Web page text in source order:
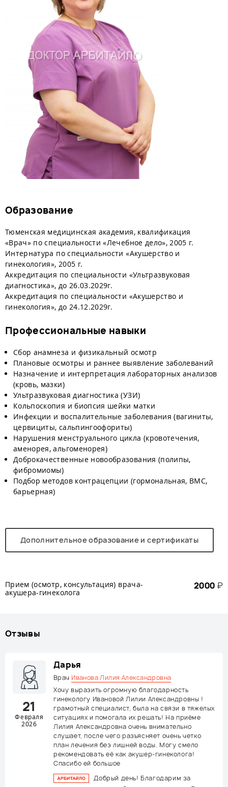
Образование
Тюменская медицинская академия, квалификация
«Врач» по специальности «Лечебное дело», 2005 г.
Интернатура по специальности «Акушерство и
гинекология», 2005 г.
Аккредитация по специальности «Ультразвуковая
диагностика», до 26.03.2029г.
Аккредитация по специальности «Акушерство и
гинекология», до 24.12.2029г.
Профессиональные навыки
Сбор анамнеза и физикальный осмотр
Плановые осмотры и раннее выявление заболеваний
Назначение и интерпретация лабораторных анализов
(кровь, мазки)
Ультразвуковая диагностика (УЗИ)
Кольпоскопия и биопсия шейки матки
Инфекции и воспалительные заболевания (вагиниты,
цервициты, сальпингоофориты)
Нарушения менструального цикла (кровотечения,
аменорея, альгоменорея)
Доброкачественные новообразования (полипы,
фибромиомы)
Подбор методов контрацепции (гормональная, ВМС,
барьерная)
Дополнительное образование и сертификаты
Прием (осмотр, консультация) врача-
акушера-гинеколога
2000 ₽
Отзывы
21
Февраля
2026
Дарья
Врач Иванова Лилия Александровна
Хочу выразить огромную благодарность
гинекологу Ивановой Лилии Александровны !
грамотный специалист, была на связи в тяжелых
ситуациях и помогала их решать! На приёме
Лилия Александровна очень внимательно
слушает, после чего разъясняет очень четко
план лечения без лишней воды. Могу смело
рекомендовать её как акушер-гинеколога!
Спасибо ей большое
Добрый день! Благодарим за